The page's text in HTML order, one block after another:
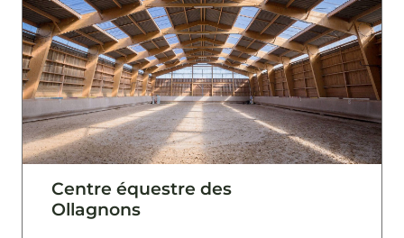
Centre équestre des
Ollagnons